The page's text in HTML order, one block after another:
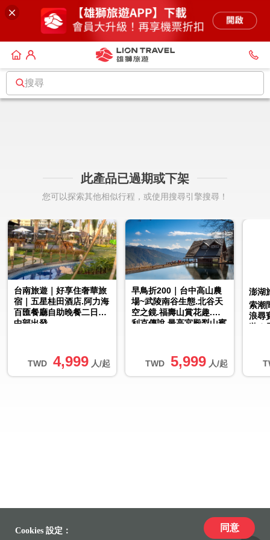
搜尋
此產品已過期或下架
您可以探索其他相似行程，或使用搜尋引擎搜尋！
TWD 4,999 人/起
台南旅遊｜好享住奢華旅
宿｜五星桂田酒店.阿力海
百匯餐廳自助晚餐二日｜
中部出發
TWD 5,999 人/起
早鳥折200｜台中高山農
場~武陵南谷生態.北谷天
空之鏡.福壽山賞花趣.希
利克傳說.最高宮殿梨山賓
澎湖
索潮
浪尋
遊３
Cookies 設定： 同意